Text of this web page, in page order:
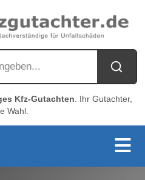
Kfz-Gutachten . Ihr Gutachter,
Wahl.